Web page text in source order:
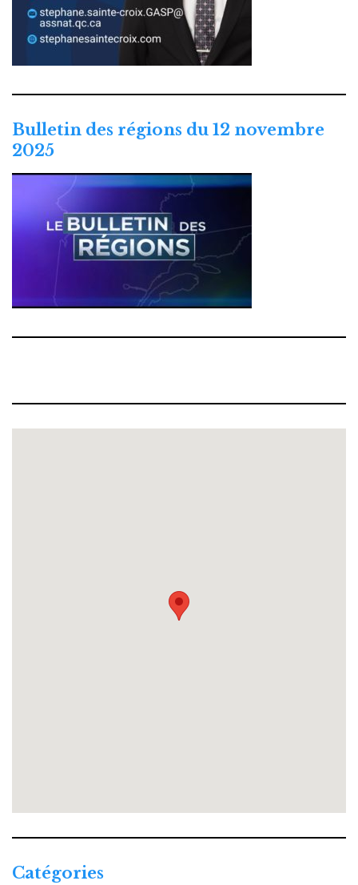
Bulletin des régions du 12 novembre
2025
Catégories